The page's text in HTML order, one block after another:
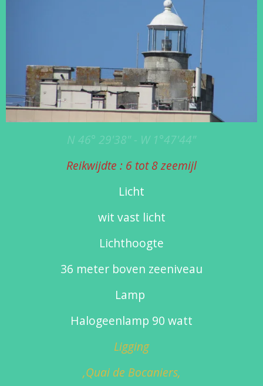
N 46° 29'38" - W 1°47'44"
Reikwijdte : 6 tot 8 zeemijl
Licht
wit vast licht
Lichthoogte
36 meter boven zeeniveau
Lamp
Halogeenlamp 90 watt
Ligging
,Quai de Bocaniers,